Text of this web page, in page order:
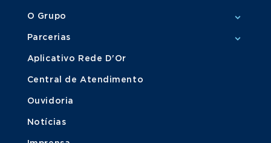
O Grupo
Parcerias
Aplicativo Rede D'Or
Central de Atendimento
Ouvidoria
Notícias